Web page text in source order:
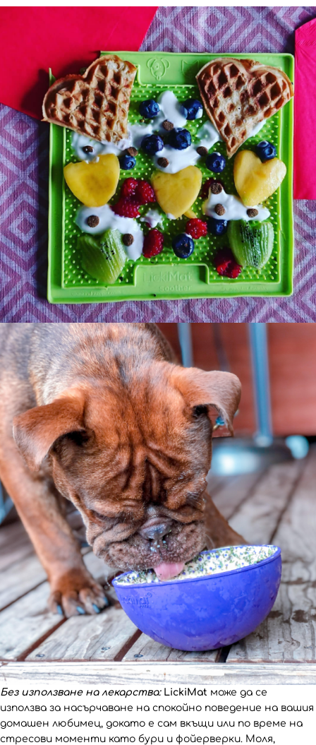
Без използване на лекарства: LickiMat може да се
използва за насърчаване на спокойно поведение на вашия
домашен любимец, докато е сам вкъщи или по време на
стресови моменти като бури и фойерверки. Моля,